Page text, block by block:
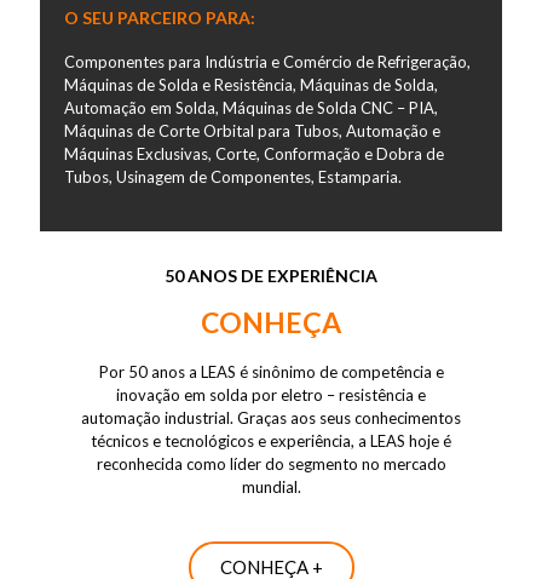
O SEU PARCEIRO PARA:
Componentes para Indústria e Comércio de Refrigeração,
Máquinas de Solda e Resistência, Máquinas de Solda,
Automação em Solda, Máquinas de Solda CNC – PIA,
Máquinas de Corte Orbital para Tubos, Automação e
Máquinas Exclusivas, Corte, Conformação e Dobra de
Tubos, Usinagem de Componentes, Estamparia.
50 ANOS DE EXPERIÊNCIA
CONHEÇA
Por 50 anos a LEAS é sinônimo de competência e
inovação em solda por eletro – resistência e
automação industrial. Graças aos seus conhecimentos
técnicos e tecnológicos e experiência, a LEAS hoje é
reconhecida como líder do segmento no mercado
mundial.
CONHEÇA +